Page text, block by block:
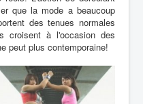
que la mode a beaucoup
des tenues normales
croisent à l'occasion des
peut plus contemporaine!